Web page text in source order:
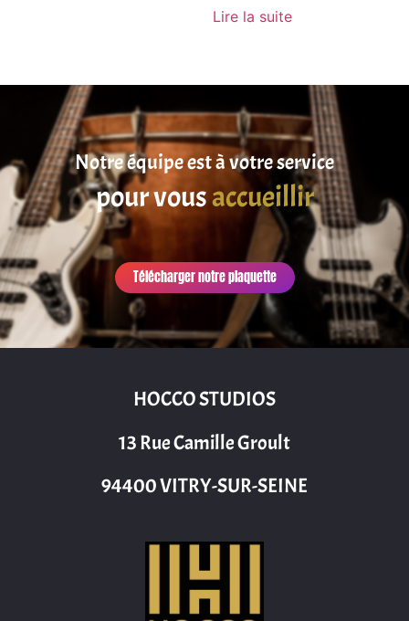
Lire la suite
Notre équipe est à votre service
pour vousaccueillir
Télécharger notre plaquette
HOCCO STUDIOS
13 Rue Camille Groult
94400 VITRY-SUR-SEINE